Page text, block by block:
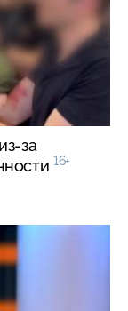
за
16+